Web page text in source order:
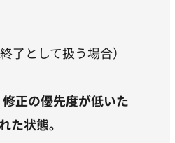
了として扱う場合）
正の優先度が低いた
た状態。